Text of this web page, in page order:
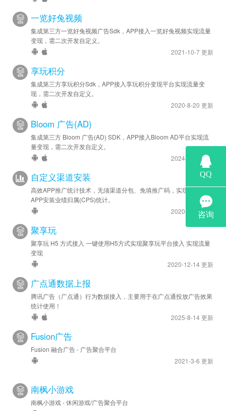
一览好兔视频
集成第三方一览好兔视频广告Sdk，APP接入一览好兔视频实现流量
变现，需二次开发自定义。
2021-10-7 更新
享玩积分
集成第三方享玩积分Sdk，APP接入享玩积分变现平台实现流量变
现，需二次开发自定义。
2020-8-20 更新
Bloom 广告(AD)
集成第三方 Bloom 广告(AD) SDK，APP接入Bloom AD平台实现流
量变现，需二次开发自定义。
2024-6-28 更新
自定义渠道安装
高效APP推广统计技术，无须渠道分包、免填推广码，实现海量渠道
APP安装业绩归属(CPS)统计。
2020-12-1 更新
聚享玩
聚享玩 H5 方式接入 一键使用H5方式实现聚享玩平台接入 实现流量
变现
2020-12-14 更新
广点通数据上报
腾讯广告（广点通）行为数据接入，主要用于在广点通投放广告效果
统计使用！
2025-8-14 更新
Fusion广告
Fusion 融合广告 - 广告聚合平台
2021-3-6 更新
南枫小游戏
南枫小游戏 - 休闲游戏/广告聚合平台